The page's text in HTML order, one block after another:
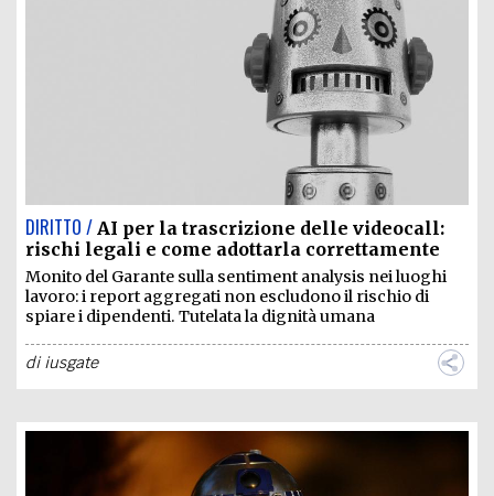
EXTRA
PROCEEDINGS PUBBLICITÀ CONTATTI
SOCIAL MEDIA
DIRITTO / AI per la trascrizione delle videocall:
rischi legali e come adottarla correttamente
Monito del Garante sulla sentiment analysis nei luoghi
lavoro: i report aggregati non escludono il rischio di
spiare i dipendenti. Tutelata la dignità umana
diiusgate